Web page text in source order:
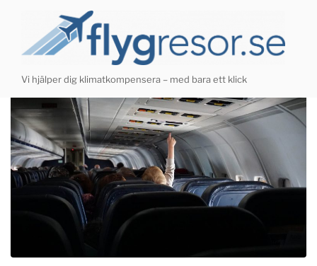
innehåll
Vi hjälper dig klimatkompensera – med bara ett klick